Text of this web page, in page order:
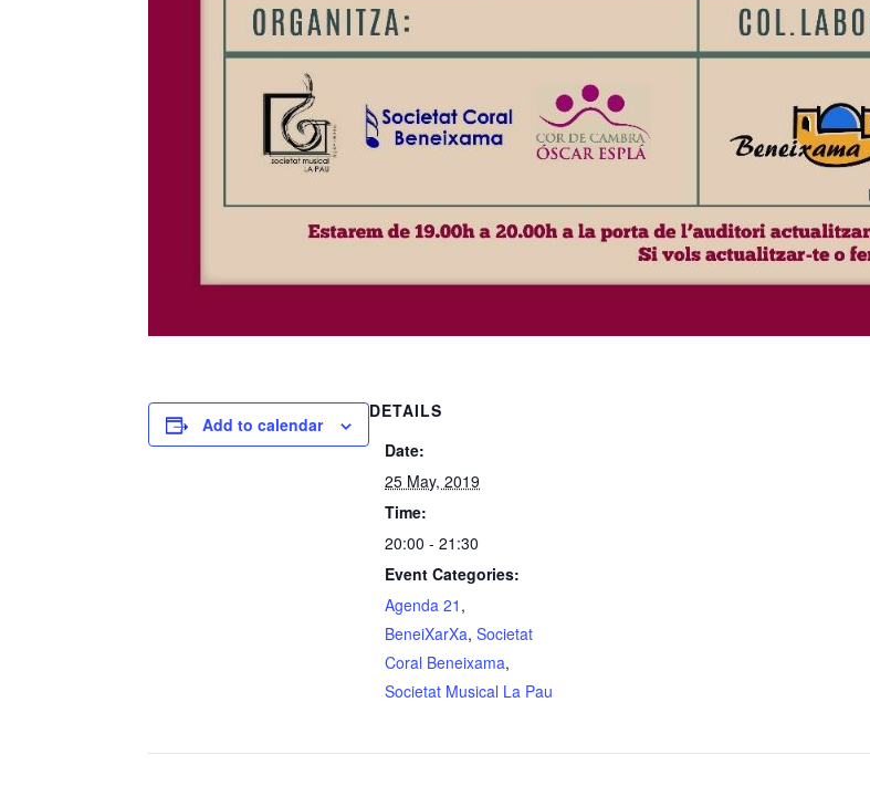
Add to calendar
DETAILS
Date:
25 May, 2019
Time:
20:00 - 21:30
Event Categories:
Agenda 21 ,
BeneiXarXa,Societat
Coral Beneixama,
Societat Musical La Pau